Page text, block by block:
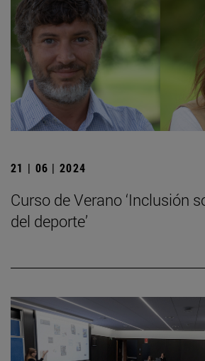
21 | 06 | 2024
Curso de Verano ‘Inclusión
del deporte’